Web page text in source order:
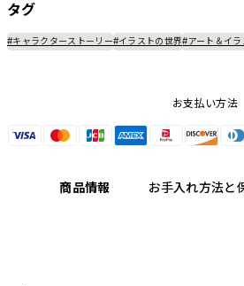
タグ
#キャラクターストーリー#イラストの世界#アート＆イラ
お支払い方法
商品情報 お手入れ方法と